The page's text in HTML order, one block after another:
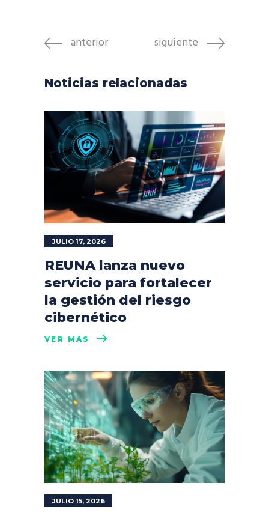
anterior siguiente
Noticias relacionadas
JULIO 17, 2026
REUNA lanza nuevo
servicio para fortalecer
la gestión del riesgo
cibernético
VER MÁS
JULIO 15, 2026